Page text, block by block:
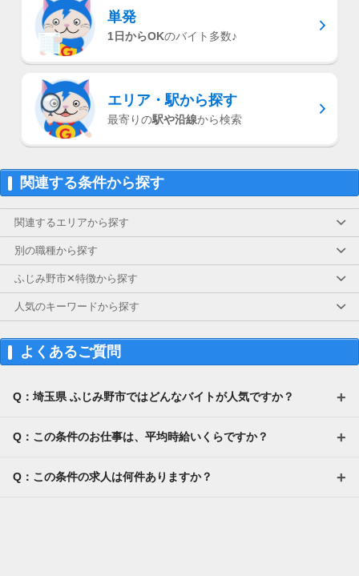
単発
1日からOKのバイト多数♪
エリア・駅から探す
最寄りの駅や沿線から検索
関連する条件から探す
関連するエリアから探す
別の職種から探す
ふじみ野市✕特徴から探す
人気のキーワードから探す
よくあるご質問
Q：埼玉県 ふじみ野市ではどんなバイトが人気ですか？
Q：この条件のお仕事は、平均時給いくらですか？
Q：この条件の求人は何件ありますか？